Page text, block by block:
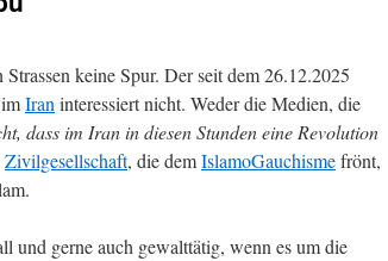
keine Spur. Der seit dem 26.12.2025
Iran interessiert nicht. Weder die Medien, die
dass im Iran in diesen Stunden eine Revolution
Zivilgesellschaft, die demIslamoGauchismefrönt,
und gerne auch gewalttätig, wenn es um die